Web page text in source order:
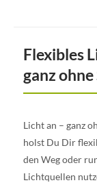
Flexibles
ganz
Licht an – ganz
holst Du Dir
den Weg oder
Lichtquellen